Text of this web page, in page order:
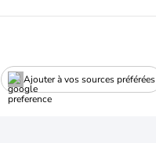
Ajouter à vos sources préférées